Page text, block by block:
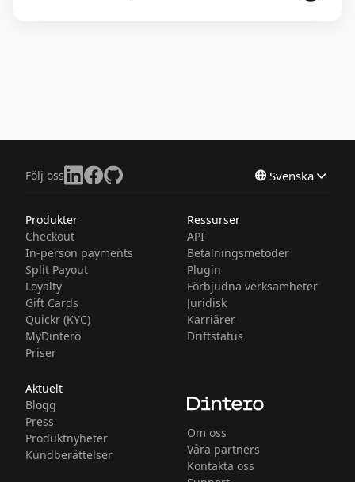
Följ oss Svenska
English
Produkter
Checkout
In-person payments
Split Payout
Loyalty
Gift Cards
Quickr (KYC)
MyDintero
Priser
Ressurser
API
Betalningsmetoder
Plugin
Förbjudna verksamheter
Juridisk
Karriärer
Driftstatus
Aktuelt
Blogg
Press
Produktnyheter
Kundberättelser
Om oss
Våra partners
Kontakta oss